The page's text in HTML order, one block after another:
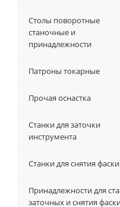
Столы поворотные
станочные и
принадлежности
Патроны токарные
Прочая оснастка
Станки для заточки
инструмента
Станки для снятия фаски
Принадлежности для
заточных и снятия